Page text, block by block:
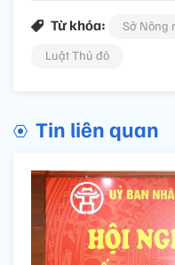
Từ khóa:
Sở Nông
Luật Thủ đô
Tin liên quan